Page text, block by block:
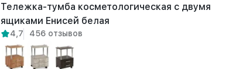
Тележка-тумба косметологическая с двумя
ящиками Енисей белая
4,7 456 отзывов